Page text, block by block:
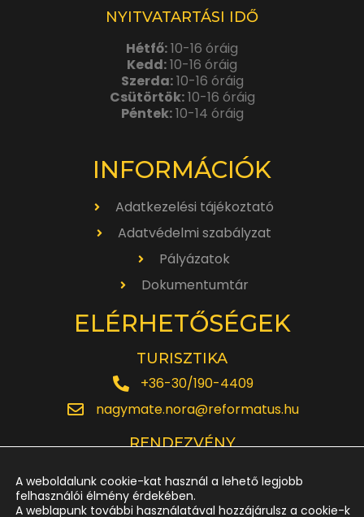
NYITVATARTÁSI IDŐ
Hétfő:10-16 óráig
Kedd:10-16 óráig
Szerda:10-16 óráig
Csütörtök:10-16 óráig
Péntek:10-14 óráig
INFORMÁCIÓK
Adatkezelési tájékoztató
Adatvédelmi szabályzat
Pályázatok
Dokumentumtár
ELÉRHETŐSÉGEK
TURISZTIKA
+36-30/190-4409
nagymate.nora@reformatus.hu
RENDEZVÉNY
rendezveny.nagytemplom@reformatus.hu
A weboldalunk cookie-kat használ a lehető legjobb
felhasználói élmény érdekében.
A weblapunk további használatával hozzájárulsz a cookie-k